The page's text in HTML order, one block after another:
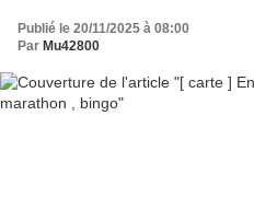
Publié le 20/11/2025 à 08:00
Par Mu42800